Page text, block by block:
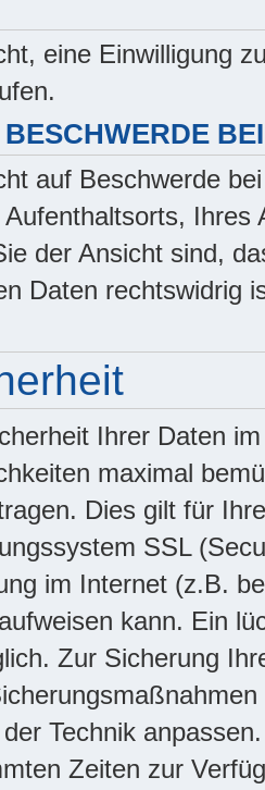
eine Einwilligung
auf Beschwerde
der Ansicht sind,
Daten rechtswidrig
Ihrer Daten
maximal
Dies gilt für
SSL
im Internet (z.B.
kann. Ein
Zur Sicherung
Technik
Zeiten zur